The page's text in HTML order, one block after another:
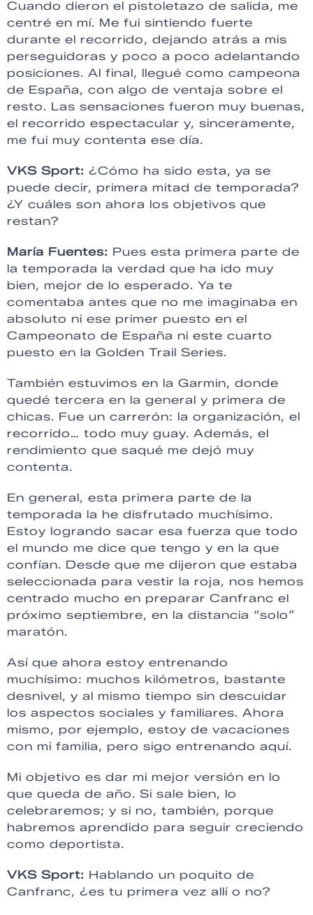
Cuando dieron el pistoletazo de salida, me
centré en mí. Me fui sintiendo fuerte
durante el recorrido, dejando atrás a mis
perseguidoras y poco a poco adelantando
posiciones. Al final, llegué como campeona
de España, con algo de ventaja sobre el
resto. Las sensaciones fueron muy buenas,
el recorrido espectacular y, sinceramente,
me fui muy contenta ese día.
VKS Sport: ¿Cómo ha sido esta, ya se
puede decir, primera mitad de temporada?
¿Y cuáles son ahora los objetivos que
restan?
María Fuentes: Pues esta primera parte de
la temporada la verdad que ha ido muy
bien, mejor de lo esperado. Ya te
comentaba antes que no me imaginaba en
absoluto ni ese primer puesto en el
Campeonato de España ni este cuarto
puesto en la Golden Trail Series.
También estuvimos en la Garmin, donde
quedé tercera en la general y primera de
chicas. Fue un carrerón: la organización, el
recorrido… todo muy guay. Además, el
rendimiento que saqué me dejó muy
contenta.
En general, esta primera parte de la
temporada la he disfrutado muchísimo.
Estoy logrando sacar esa fuerza que todo
el mundo me dice que tengo y en la que
confían. Desde que me dijeron que estaba
seleccionada para vestir la roja, nos hemos
centrado mucho en preparar Canfranc el
próximo septiembre, en la distancia “solo”
maratón.
Así que ahora estoy entrenando
muchísimo: muchos kilómetros, bastante
desnivel, y al mismo tiempo sin descuidar
los aspectos sociales y familiares. Ahora
mismo, por ejemplo, estoy de vacaciones
con mi familia, pero sigo entrenando aquí.
Mi objetivo es dar mi mejor versión en lo
que queda de año. Si sale bien, lo
celebraremos; y si no, también, porque
habremos aprendido para seguir creciendo
como deportista.
VKS Sport: Hablando un poquito de
Canfranc, ¿es tu primera vez allí o no?